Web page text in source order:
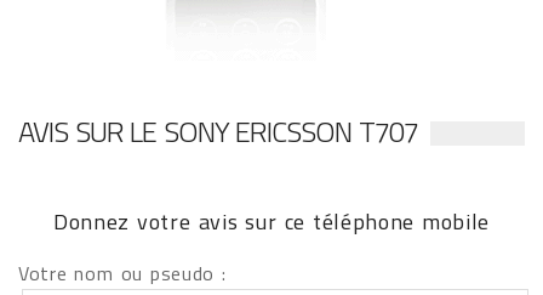
AVIS SUR LE SONY ERICSSON T707
Donnez votre avis sur ce téléphone mobile
Votre nom ou pseudo :